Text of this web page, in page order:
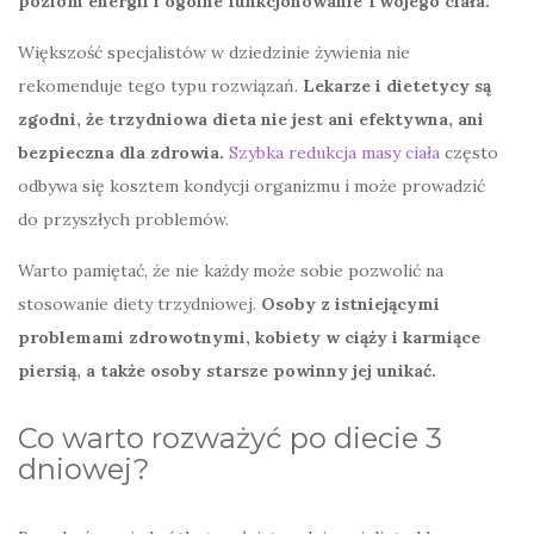
Większość specjalistów w dziedzinie żywienia nie
rekomenduje tego typu rozwiązań. Lekarze i dietetycy są
zgodni, że trzydniowa dieta nie jest ani efektywna, ani
bezpieczna dla zdrowia. Szybka redukcja masy ciała często
odbywa się kosztem kondycji organizmu i może prowadzić
do przyszłych problemów.
Warto pamiętać, że nie każdy może sobie pozwolić na
stosowanie diety trzydniowej. Osoby z istniejącymi
problemami zdrowotnymi, kobiety w ciąży i karmiące
piersią, a także osoby starsze powinny jej unikać.
Co warto rozważyć po diecie 3
dniowej?